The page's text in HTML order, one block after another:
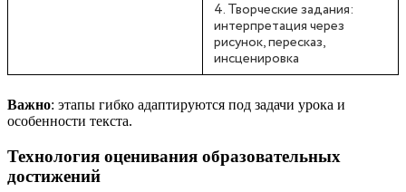
4. Творческие задания:
интерпретация через
рисунок, пересказ,
инсценировка
Важно: этапы гибко адаптируются под задачи урока и
особенности текста.
Технология оценивания образовательных
достижений